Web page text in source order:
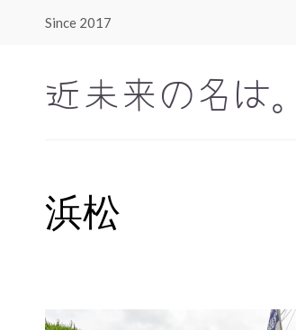
近未来の名は。
Since 2017
浜松